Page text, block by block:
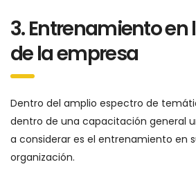
3. Entrenamiento
de la empresa
Dentro del amplio espectro de
dentro de una capacitación general
a considerar es el entrenamiento en
organización.